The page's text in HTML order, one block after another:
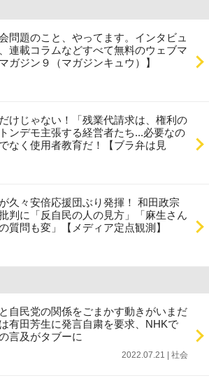
問題のこと、やってます。インタビュ
連載コラムなどすべて無料のウェブマ
ガジン９（マガジンキュウ）】
けじゃない！「残業代請求は、権利の
ンデモ主張する経営者たち...必要なの
なく使用者教育だ！【ブラ弁は見
久々安倍応援団ぶり発揮！ 和田政宗
判に「反自民の人の見方」「麻生さん
質問も変」【メディア定点観測】
自民党の関係をごまかす動きがいまだ
有田芳生に発言自粛を要求、NHKで
言及がタブーに
2022.07.21 | 社会